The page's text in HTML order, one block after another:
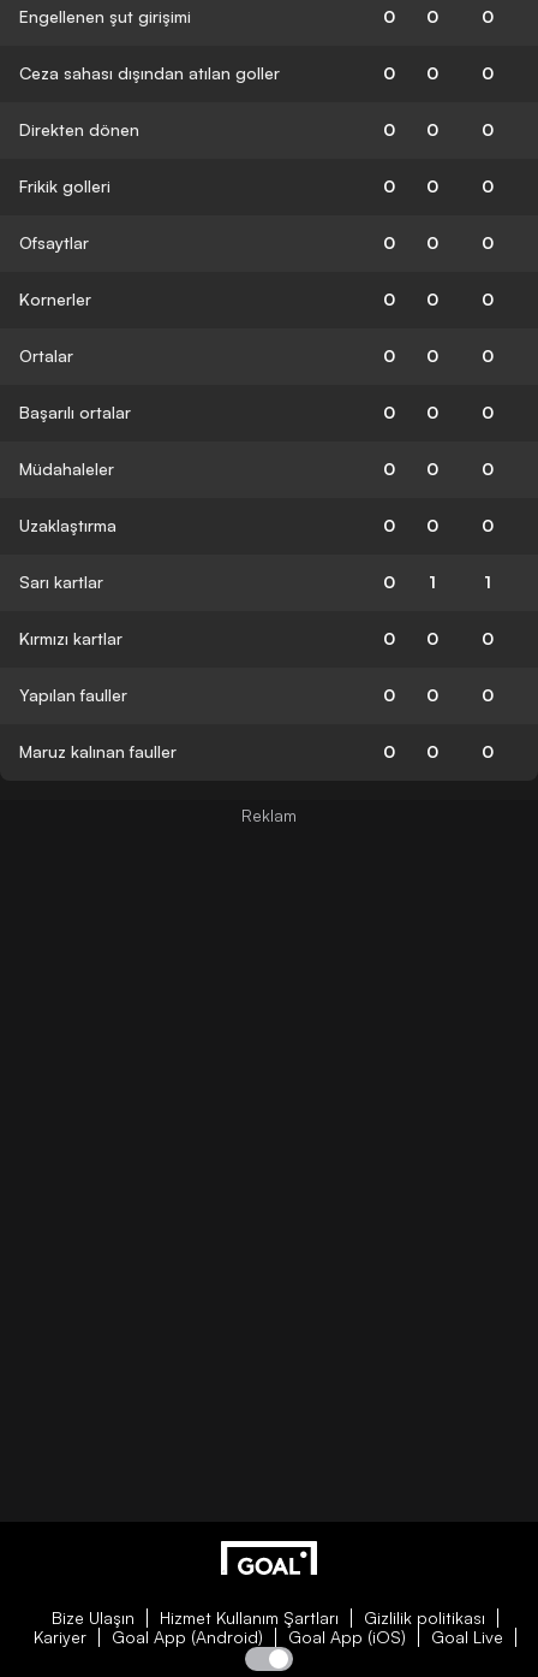
Engellenen şut girişimi 0 0 0
Ceza sahası dışından atılan goller 0 0 0
Direkten dönen 0 0 0
Frikik golleri 0 0 0
Ofsaytlar 0 0 0
Kornerler 0 0 0
Ortalar 0 0 0
Başarılı ortalar 0 0 0
Müdahaleler 0 0 0
Uzaklaştırma 0 0 0
Sarı kartlar 0 1 1
Kırmızı kartlar 0 0 0
Yapılan fauller 0 0 0
Maruz kalınan fauller 0 0 0
Bize Ulaşın Hizmet Kullanım Şartları
Gizlilik politikası
Kariyer
Goal App (Android) Goal App (iOS) Goal Live